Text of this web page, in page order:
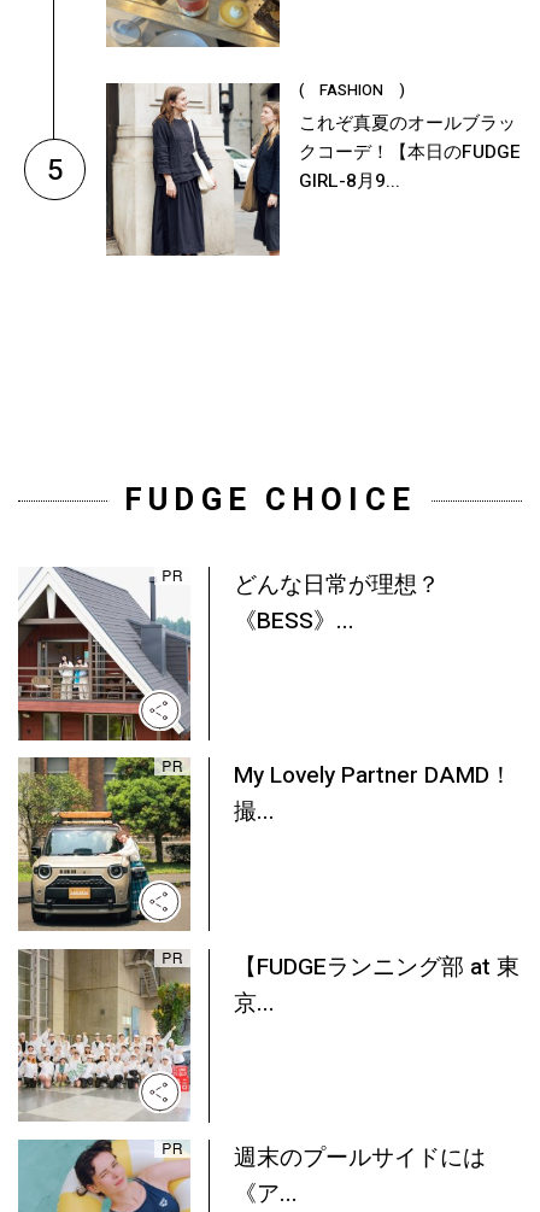
5
( FASHION )
これぞ真夏のオールブラッ
クコーデ！【本日のFUDGE
GIRL-8月9...
FUDGE CHOICE
どんな日常が理想？
《BESS》...
My Lovely Partner DAMD！
撮...
【FUDGEランニング部 at 東
京...
週末のプールサイドには
《ア...